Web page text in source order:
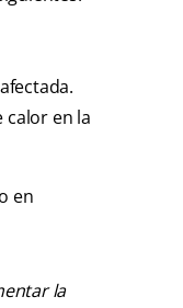
calor en la
en
la